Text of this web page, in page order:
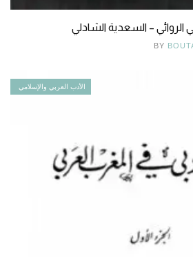
الروائي – السعدية الشادلي
BY
الأدب العربي والإسلامي